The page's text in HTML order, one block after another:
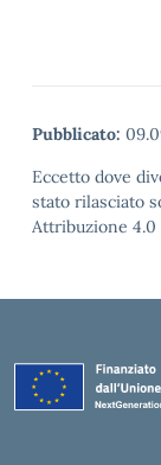
Pubblicato:
Eccetto dove
stato rilasciato
Attribuzione 4.0